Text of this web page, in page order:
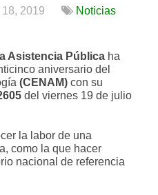
2019
Noticias
Asistencia Pública ha
aniversario del
(CENAM) con su
del viernes 19 de julio
la labor de una
como la que hacer
nacional de referencia